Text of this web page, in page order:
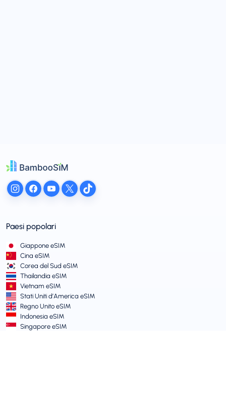
Paesi popolari
Giappone eSIM
Cina eSIM
Corea del Sud eSIM
Thailandia eSIM
Vietnam eSIM
Stati Uniti d’America eSIM
Regno Unito eSIM
Indonesia eSIM
Singapore eSIM